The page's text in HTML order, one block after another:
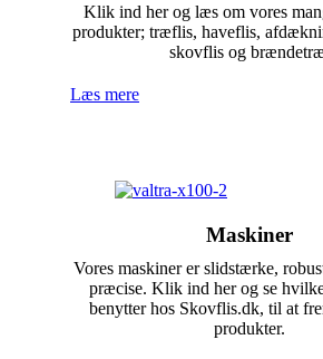
Klik ind her og læs om vores
produkter; træflis, haveflis,
skovflis og
Læs mere
Maskiner
Vores maskiner er slidstærke,
præcise. Klik ind her og se
benytter hos Skovflis.dk, til at
produkter.